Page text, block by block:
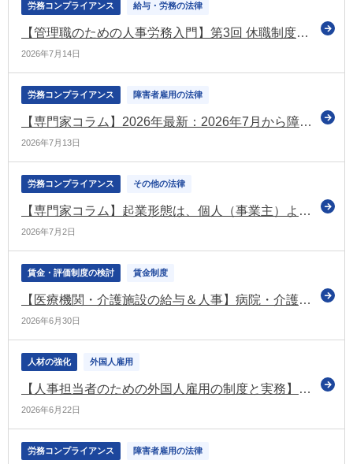
労務コンプライアンス 給与・労務の法律
【管理職のための人事労務入門】第3回 休職制度（後編）：休職者の義務と復職判断のポイント
2026年7月14日
労務コンプライアンス 障害者雇用の法律
【専門家コラム】2026年最新：2026年7月から障害者法定雇用率が2.7%へ引き上げに。対象企業の拡大と今から取るべき実務対応を徹底解説
2026年7月13日
労務コンプライアンス その他の法律
【専門家コラム】起業形態は、個人（事業主）より法人がいいのか
2026年7月2日
賃金・評価制度の検討 賃金制度
【医療機関・介護施設の給与＆人事】病院・介護施設の賃金制度改革実践ガイド
2026年6月30日
人材の強化 外国人雇用
【人事担当者のための外国人雇用の制度と実務】外国人雇用管理指針の改正 ～何を議論し、どこに着地したのか～
2026年6月22日
労務コンプライアンス 障害者雇用の法律